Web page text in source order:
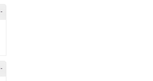
-
-